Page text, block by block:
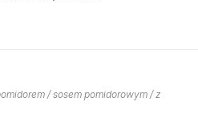
/ sosem pomidorowym / z